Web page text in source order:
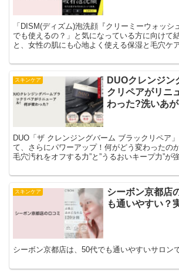
「DISM(ディズム)泡洗顔『クリーミーウォッシ
でも使えるの？」と気になっている方に向けて
と、女性の肌にも心地よく使える保湿と毛穴ケ
スキンケア
DUOクレンジン
クリペアがリニ
わった?洗いあ
DUO「ザ クレンジングバーム ブラックリペア
て、さらにパワーアップ！何がどう変わったの
毛穴汚れをオフする力”と”うるおいキープ力”が
スキンケア
シーボン京都店
も通いやすい？
シーボン京都店は、50代でも通いやすいサロン